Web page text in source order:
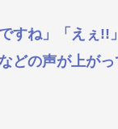
すね」「えぇ!!
どの声が上が